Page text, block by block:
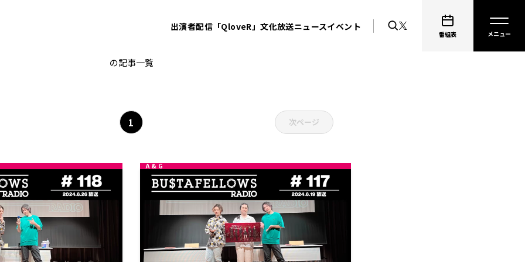
出演者配信「QloveR」文化放送ニュースイベント
番組表
非公開: 白井悠介
の記事一覧
1 次ページ